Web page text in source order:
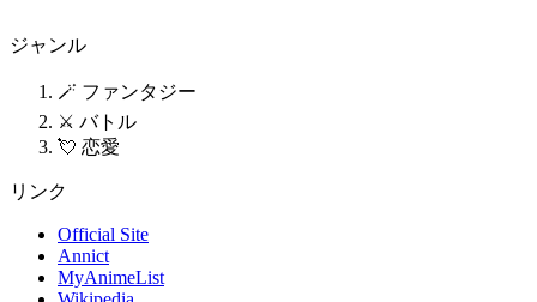
ジャンル
🪄 ファンタジー
⚔️ バトル
💘 恋愛
リンク
Official Site
Annict
MyAnimeList